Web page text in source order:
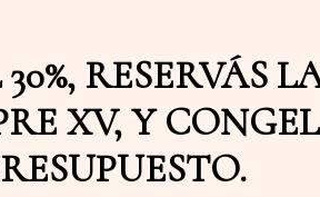
RESERVÁS
XV, Y